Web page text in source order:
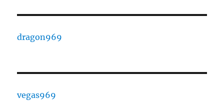
dragon969
vegas969